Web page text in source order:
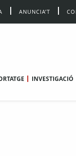
ANUNCIA’T
INVESTIGACIÓ